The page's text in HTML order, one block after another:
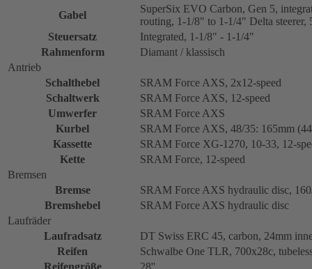
Gabel
SuperSix EVO Carbon, Gen 5,
routing, 1-1/8" to 1-1/4" Delta
Steuersatz
Integrated, 1-1/8" - 1-1/4"
Rahmenform
Diamant / klassisch
Antrieb
Schalthebel
SRAM Force AXS, 2x12-speed
Schaltwerk
SRAM Force AXS, 12-speed
Umwerfer
SRAM Force AXS
Kurbel
SRAM Force AXS, 48/35: 165mm
Kassette
SRAM Force XG-1270, 10-33, 12-
Kette
SRAM Force, 12-speed
Bremsen
Bremse
SRAM Force AXS hydraulic disc,
Bremshebel
SRAM Force AXS hydraulic disc
Laufräder
Laufradsatz
DT Swiss ERC 45, carbon, 24mm
Reifen
Schwalbe One TLR, 700x28c,
Reifengröße
28''